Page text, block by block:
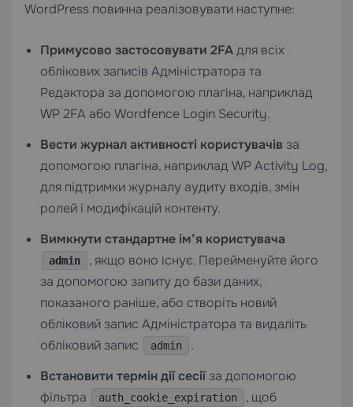
WordPress повинна реалізовувати наступне:
Примусово застосовувати 2FAдля всіх
облікових записів Адміністратора та
Редактора за допомогою плагіна, наприклад
WP 2FA або Wordfence Login Security.
Вести журнал активності користувачів за
допомогою плагіна, наприклад WP Activity Log,
для підтримки журналу аудиту входів, змін
ролей і модифікацій контенту.
Вимкнути стандартне ім’я користувача
admin
, якщо воно існує. Перейменуйте його
за допомогою запиту до бази даних,
показаного раніше, або створіть новий
обліковий запис Адміністратора та видаліть
обліковий запис
admin
.
Встановити термін дії сесіїза допомогою
фільтра
auth_cookie_expiration
, щоб